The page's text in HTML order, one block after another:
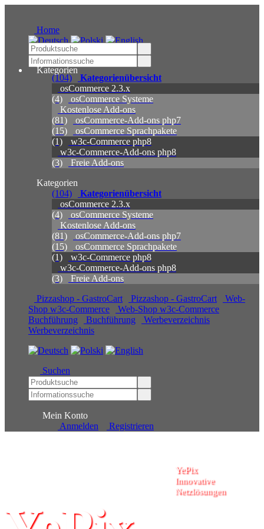
Home
Kategorien
(104)
Kategorienübersicht
osCommerce 2.3.x
(4)
osCommerce Systeme
Kostenlose Add-ons
(81)
osCommerce-Add-ons php7
(15)
osCommerce Sprachpakete
(1)
w3c-Commerce php8
w3c-Commerce-Add-ons php8
(3)
Freie Add-ons
Kategorien
(104)
Kategorienübersicht
osCommerce 2.3.x
(4)
osCommerce Systeme
Kostenlose Add-ons
(81)
osCommerce-Add-ons php7
(15)
osCommerce Sprachpakete
(1)
w3c-Commerce php8
w3c-Commerce-Add-ons php8
(3)
Freie Add-ons
Pizzashop - GastroCart
Pizzashop - GastroCart
Web-
Shop w3c-Commerce
Web-Shop w3c-Commerce
Buchführung
Buchführung
Werbeverzeichnis
Werbeverzeichnis
Suchen
Mein Konto
Anmelden
Registrieren
YePix
Innovative Netzlösungen